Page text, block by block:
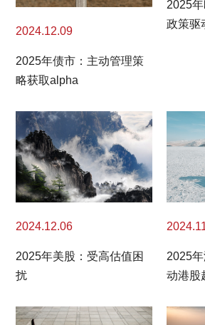
2024.12.09
2025年债市：主动管理策
略获取alpha
2025
政策驱
2024.12.06
2025年美股：受高估值困
扰
2025
动港股